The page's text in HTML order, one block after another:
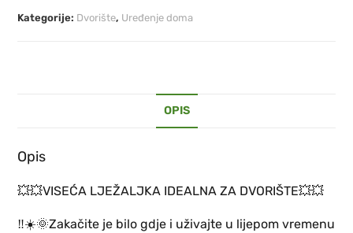
Kategorije: Dvorište, Uređenje doma
OPIS
Opis
💥💥VISEĆA LJEŽALJKA IDEALNA ZA DVORIŠTE💥💥
‼️☀️🌞Zakačite je bilo gdje i uživajte u lijepom vremenu